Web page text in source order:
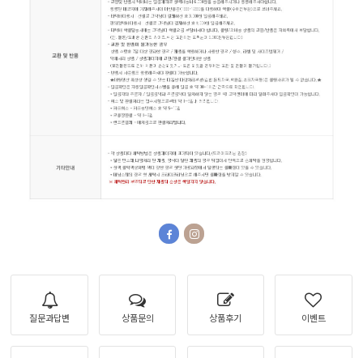
질문과답변 상품문의 상품후기 이벤트